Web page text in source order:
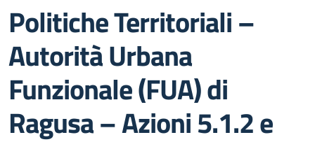
Politiche Territoriali –
Autorità Urbana
Funzionale (FUA) di
Ragusa – Azioni 5.1.2 e